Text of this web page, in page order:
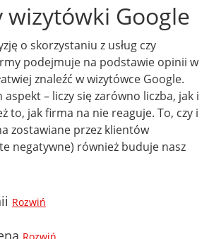
wizytówki Google
o skorzystaniu z usług czy
podejmuje na podstawie opinii w
znaleźć w wizytówce Google.
– liczy się zarówno liczba, jak i
to, jak firma na nie reaguje. To, czy i
zostawiane przez klientów
negatywne) również buduje nasz
Rozwiń